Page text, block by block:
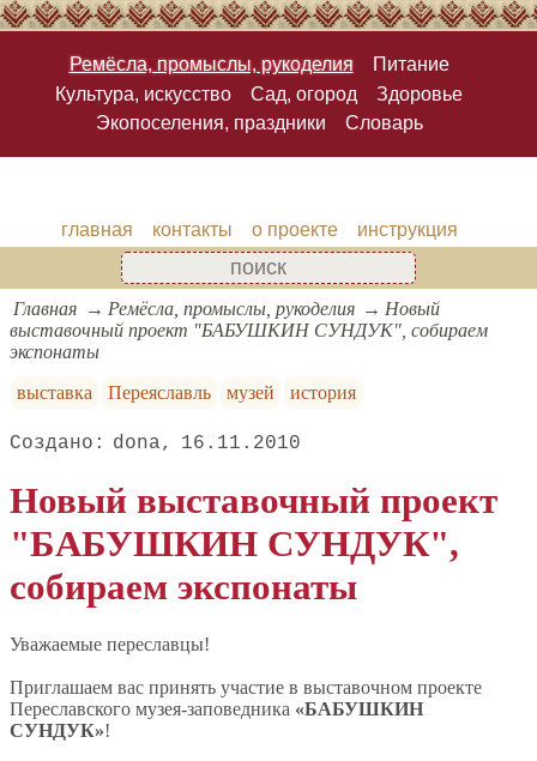
Ремёсла, промыслы, рукоделия
Питание
Культура, искусство
Сад, огород
Здоровье
Экопоселения, праздники
Словарь
главная контакты о проекте инструкция
Главная Ремёсла, промыслы, рукоделия
Новый
выставочный проект "БАБУШКИН СУНДУК", собираем
экспонаты
выставка
Переяславль музей история
dona 16.11.2010
Новый выставочный проект
"БАБУШКИН СУНДУК",
собираем экспонаты
Уважаемые переславцы!
Приглашаем вас принять участие в выставочном проекте
Переславского музея-заповедника «БАБУШКИН
СУНДУК»!